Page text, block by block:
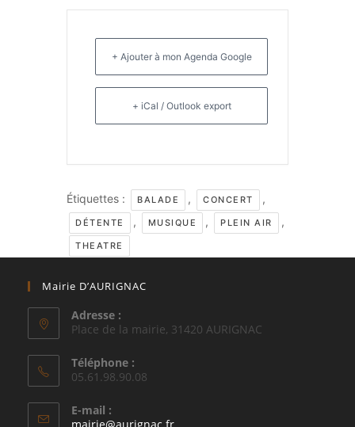
+ Ajouter à mon Agenda Google
+ iCal / Outlook export
Étiquettes : BALADE , CONCERT ,
DÉTENTE , MUSIQUE , PLEIN AIR ,
THEATRE
Mairie D’AURIGNAC
Adresse :
Place de la mairie, 31420 AURIGNAC
Téléphone :
05.61.98.90.08
E-mail :
S’ouvre